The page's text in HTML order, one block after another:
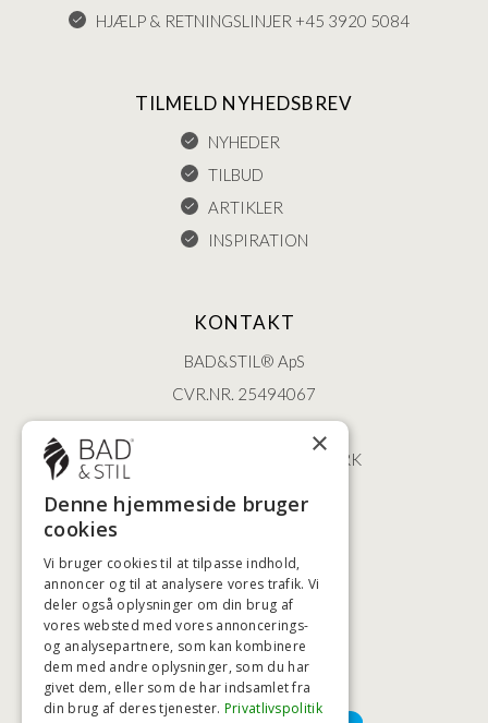
HJÆLP & RETNINGSLINJER +45 3920 5084
TILMELD NYHEDSBREV
NYHEDER
TILBUD
ARTIKLER
INSPIRATION
KONTAKT
BAD&STIL® ApS
CVR.NR. 25494067
ØSTERBROGADE 202
2100 KØBENHAVN • DANMARK
+45 3920 5084
HØJESTE KREDITVÆRDIGHED
BETALINGSMULIGHEDER
×
Denne hjemmeside bruger
cookies
Vi bruger cookies til at tilpasse indhold,
annoncer og til at analysere vores trafik. Vi
deler også oplysninger om din brug af
vores websted med vores annoncerings-
og analysepartnere, som kan kombinere
dem med andre oplysninger, som du har
givet dem, eller som de har indsamlet fra
din brug af deres tjenester. Privatlivspolitik